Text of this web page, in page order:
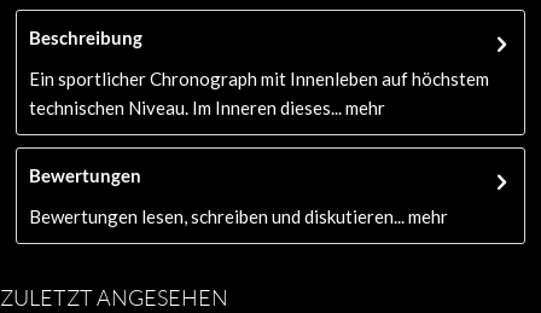
Beschreibung
Ein sportlicher Chronograph mit Innenleben auf höchstem
technischen Niveau. Im Inneren dieses...
mehr
Bewertungen
Bewertungen lesen, schreiben und diskutieren...
mehr
ZULETZT ANGESEHEN